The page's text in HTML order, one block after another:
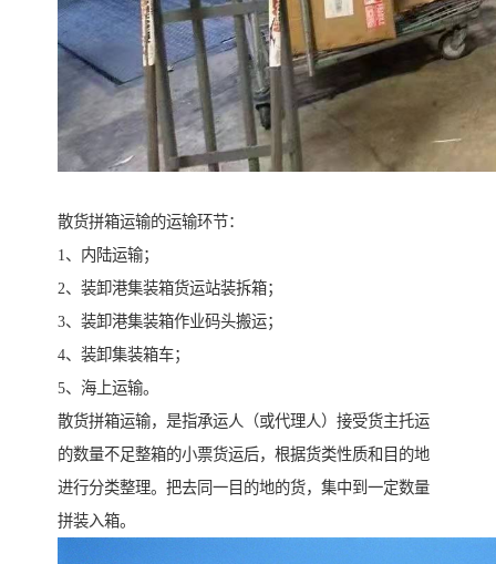
散货拼箱运输的运输环节：
1、内陆运输；
2、装卸港集装箱货运站装拆箱；
3、装卸港集装箱作业码头搬运；
4、装卸集装箱车；
5、海上运输。
散货拼箱运输，是指承运人（或代理人）接受货主托运
的数量不足整箱的小票货运后，根据货类性质和目的地
进行分类整理。把去同一目的地的货，集中到一定数量
拼装入箱。